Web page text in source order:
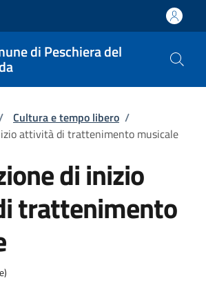
di Peschiera del
pane
Cultura e tempo libero /
attività di trattenimento musicale
di inizio
trattenimento